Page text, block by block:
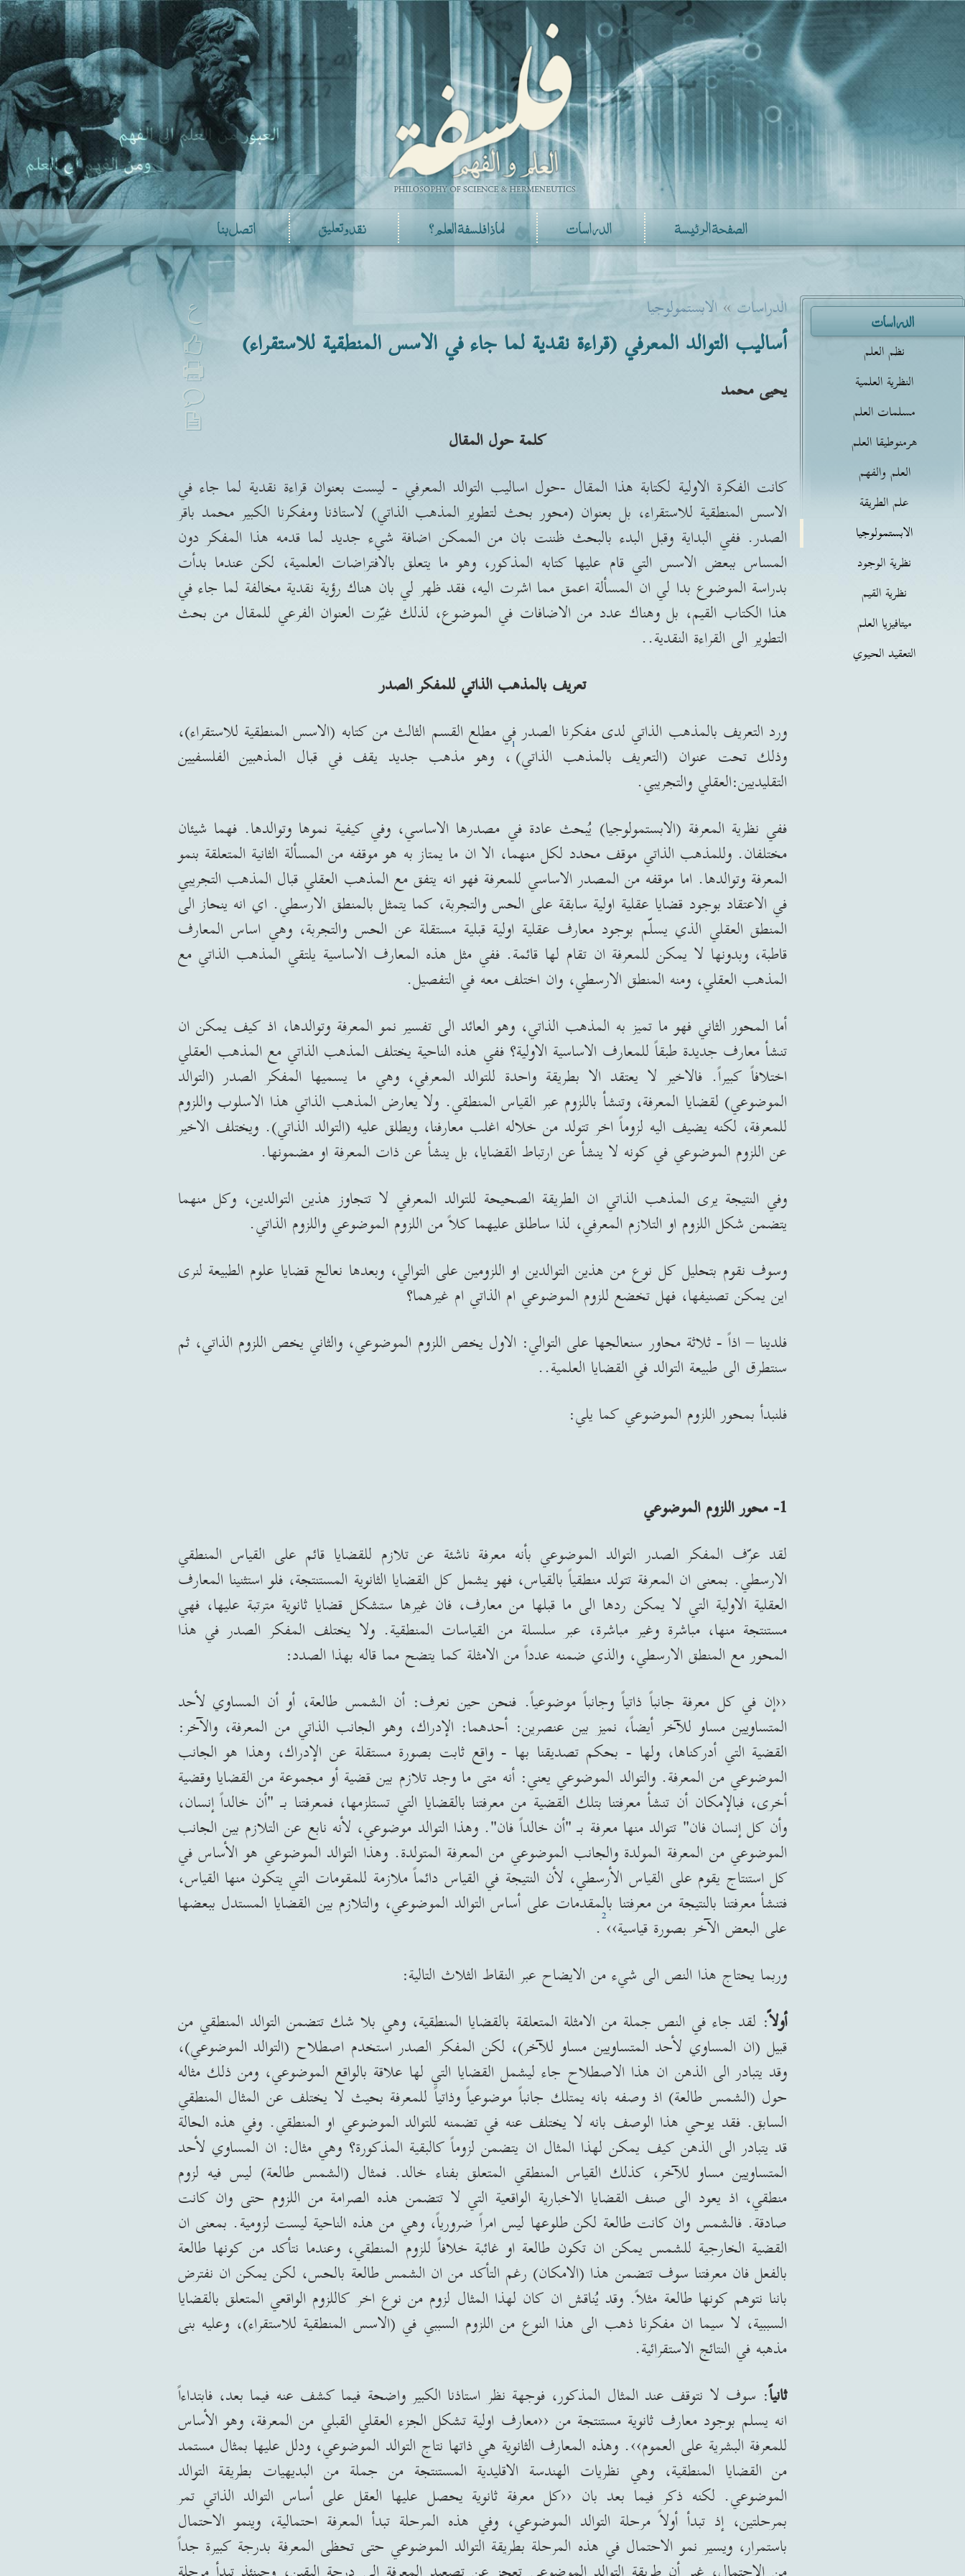
الصفحة الرئيسة الدراسات لماذا فلسفة العلم؟ نقد وتعليق اتصل بنا
ع الدراسات » الابستمولوجيا
أساليب التوالد المعرفي (قراءة نقدية لما جاء في الاسس المنطقية للاستقراء)
يحيى محمد
كلمة حول المقال
كانت الفكرة الاولية لكتابة هذا المقال -حول اساليب التوالد المعرفي - ليست بعنوان قراءة نقدية لما جاء في
الاسس المنطقية للاستقراء، بل بعنوان (محور بحث لتطوير المذهب الذاتي) لاستاذنا ومفكرنا الكبير محمد باقر
الصدر.ففي البداية وقبل البدء بالبحث ظننت بان من الممكن اضافة شيء جديد لما قدمه هذا المفكر دون
المساس ببعض الاسس التي قام عليها كتابه المذكور، وهو ما يتعلق بالافتراضات العلمية، لكن عندما بدأت
بدراسة الموضوع بدا لي ان المسألة اعمق مما اشرت اليه، فقد ظهر لي بان هناك رؤية نقدية مخالفة لما جاء في
هذا الكتاب القيم، بل وهناك عدد من الاضافات في الموضوع، لذلك غيّرت العنوان الفرعي للمقال من بحث
التطوير الى القراءة النقدية..
تعريف بالمذهب الذاتي للمفكر الصدر
ورد التعريف بالمذهب الذاتي لدى مفكرنا الصدر في مطلع القسم الثالث من كتابه (الاسس المنطقية للاستقراء)،
وذلك تحت عنوان (التعريف بالمذهب الذاتي)
1، وهو مذهب جديد يقف في قبال المذهبين الفلسفيين
التقليديين:العقلي والتجريبي.
ففي نظرية المعرفة (الابستمولوجيا) يُبحث عادة في مصدرها الاساسي، وفي كيفية نموها وتوالدها.فهما شيئان
مختلفان.وللمذهب الذاتي موقف محدد لكل منهما، الا ان ما يمتاز به هو موقفه من المسألة الثانية المتعلقة بنمو
المعرفة وتوالدها.اما موقفه من المصدر الاساسي للمعرفة فهو انه يتفق مع المذهب العقلي قبال المذهب التجريبي
في الاعتقاد بوجود قضايا عقلية اولية سابقة على الحس والتجربة، كما يتمثل بالمنطق الارسطي.اي انه ينحاز الى
المنطق العقلي الذي يسلّم بوجود معارف عقلية اولية قبلية مستقلة عن الحس والتجربة، وهي اساس المعارف
قاطبة، وبدونها لا يمكن للمعرفة ان تقام لها قائمة.ففي مثل هذه المعارف الاساسية يلتقي المذهب الذاتي مع
المذهب العقلي، ومنه المنطق الارسطي، وان اختلف معه في التفصيل.
أما المحور الثاني فهو ما تميز به المذهب الذاتي، وهو العائد الى تفسير نمو المعرفة وتوالدها، اذ كيف يمكن ان
تنشأ معارف جديدة طبقاً للمعارف الاساسية الاولية؟ ففي هذه الناحية يختلف المذهب الذاتي مع المذهب العقلي
اختلافاً كبيراً. فالاخير لا يعتقد الا بطريقة واحدة للتوالد المعرفي، وهي ما يسميها المفكر الصدر (التوالد
الموضوعي) لقضايا المعرفة، وتنشأ باللزوم عبر القياس المنطقي. ولا يعارض المذهب الذاتي هذا الاسلوب واللزوم
للمعرفة، لكنه يضيف اليه لزوماً اخر تتولد من خلاله اغلب معارفنا، ويطلق عليه (التوالد الذاتي).ويختلف الاخير
عن اللزوم الموضوعي في كونه لا ينشأ عن ارتباط القضايا، بل ينشأ عن ذات المعرفة او مضمونها.
وفي النتيجة يرى المذهب الذاتي ان الطريقة الصحيحة للتوالد المعرفي لا تتجاوز هذين التوالدين، وكل منهما
يتضمن شكل اللزوم او التلازم المعرفي، لذا ساطلق عليهما كلاً من اللزوم الموضوعي واللزوم الذاتي.
وسوف نقوم بتحليل كل نوع من هذين التوالدين او اللزومين على التوالي، وبعدها نعالج قضايا علوم الطبيعة لنرى
اين يمكن تصنيفها، فهل تخضع للزوم الموضوعي ام الذاتي ام غيرهما؟
فلدينا – اذاً -ثلاثة محاور سنعالجها على التوالي:الاول يخص اللزوم الموضوعي، والثاني يخص اللزوم الذاتي، ثم
سنتطرق الى طبيعة التوالد في القضايا العلمية..
فلنبدأ بمحور اللزوم الموضوعي كما يلي:
1- محور اللزوم الموضوعي
لقد عرّف المفكر الصدر التوالد الموضوعي بأنه معرفة ناشئة عن تلازم للقضايا قائم على القياس المنطقي
الارسطي. بمعنى ان المعرفة تتولد منطقياً بالقياس، فهو يشمل كل القضايا الثانوية المستنتجة، فلو استثنينا المعارف
العقلية الاولية التي لا يمكن ردها الى ما قبلها من معارف، فان غيرها ستشكل قضايا ثانوية مترتبة عليها، فهي
مستنتجة منها، مباشرة وغير مباشرة، عبر سلسلة من القياسات المنطقية. ولا يختلف المفكر الصدر في هذا
المحور مع المنطق الارسطي، والذي ضمنه عدداً من الامثلة كما يتضح مما قاله بهذا الصدد:
‹‹إن في كل معرفة جانباً ذاتياً وجانباً موضوعياً.فنحن حين نعرف: أن الشمس طالعة، أو أن المساوي لأحد
المتساويين مساو للآخر أيضاً، نميز بين عنصرين: أحدهما:الإدراك، وهو الجانب الذاتي من المعرفة، والآخر:
القضية التي أدركناها، ولها - بحكم تصديقنا بها - واقع ثابت بصورة مستقلة عن الإدراك، وهذا هو الجانب
الموضوعي من المعرفة.والتوالد الموضوعي يعني:أنه متى ما وجد تلازم بين قضية أو مجموعة من القضايا وقضية
أخرى، فبالإمكان أن تنشأ معرفتنا بتلك القضية من معرفتنا بالقضايا التي تستلزمها، فمعرفتنا بـ "أن خالداً إنسان،
وأن كل إنسان فان" تتوالد منها معرفة بـ "أن خالداً فان". وهذا التوالد موضوعي، لأنه نابع عن التلازم بين الجانب
الموضوعي من المعرفة المولدة والجانب الموضوعي من المعرفة المتولدة. وهذا التوالد الموضوعي هو الأساس في
كل استنتاج يقوم على القياس الأرسطي، لأن النتيجة في القياس دائماً ملازمة للمقومات التي يتكون منها القياس،
فتنشأ معرفتنا بالنتيجة من معرفتنا بالمقدمات على أساس التوالد الموضوعي، والتلازم بين القضايا المستدل ببعضها
على البعض الآخر بصورة قياسية››2
.
وربما يحتاج هذا النص الى شيء من الايضاح عبر النقاط الثلاث التالية:
أولاً: لقد جاء في النص جملة من الامثلة المتعلقة بالقضايا المنطقية، وهي بلا شك تتضمن التوالد المنطقي من
قبيل (ان المساوي لأحد المتساويين مساو للآخر)، لكن المفكر الصدر استخدم اصطلاح (التوالد الموضوعي)،
وقد يتبادر الى الذهن ان هذا الاصطلاح جاء ليشمل القضايا التي لها علاقة بالواقع الموضوعي، ومن ذلك مثاله
حول (الشمس طالعة)اذ وصفه بانه يمتلك جانباً موضوعياً وذاتياً للمعرفة بحيث لا يختلف عن المثال المنطقي
السابق.فقد يوحي هذا الوصف بانه لا يختلف عنه في تضمنه للتوالد الموضوعي او المنطقي. وفي هذه الحالة
قد يتبادر الى الذهن كيف يمكن لهذا المثال ان يتضمن لزوماً كالبقية المذكورة؟ وهي مثال: ان المساوي لأحد
المتساويين مساو للآخر، كذلك القياس المنطقي المتعلق بفناء خالد. فمثال (الشمس طالعة) ليس فيه لزوم
منطقي، اذ يعود الى صنف القضايا الاخبارية الواقعية التي لا تتضمن هذه الصرامة من اللزوم حتى وان كانت
صادقة.فالشمس وان كانت طالعة لكن طلوعها ليس امراً ضرورياً، وهي من هذه الناحية ليست لزومية. بمعنى ان
القضية الخارجية للشمس يمكن ان تكون طالعة او غائبة خلافاً للزوم المنطقي، وعندما نتأكد من كونها طالعة
بالفعل فان معرفتنا سوف تتضمن هذا (الامكان) رغم التأكد من ان الشمس طالعة بالحس، لكن يمكن ان نفترض
باننا نتوهم كونها طالعة مثلاً. وقد يُناقش ان كان لهذا المثال لزوم من نوع اخر كاللزوم الواقعي المتعلق بالقضايا
السببية، لا سيما ان مفكرنا ذهب الى هذا النوع من اللزوم السببي في (الاسس المنطقية للاستقراء)، وعليه بنى
مذهبه في النتائج الاستقرائية.
ثانياً: سوف لا نتوقف عند المثال المذكور، فوجهة نظر استاذنا الكبير واضحة فيما كشف عنه فيما بعد، فابتداءاً
انه يسلم بوجود معارف ثانوية مستنتجة من ‹‹معارف اولية تشكل الجزء العقلي القبلي من المعرفة، وهو الأساس
للمعرفة البشرية على العموم››.وهذه المعارف الثانوية هي ذاتها نتاج التوالد الموضوعي، ودلل عليها بمثال مستمد
من القضايا المنطقية، وهي نظريات الهندسة الاقليدية المستنتجة من جملة من البديهيات بطريقة التوالد
الموضوعي. لكنه ذكر فيما بعد بان ‹‹كل معرفة ثانوية يحصل عليها العقل على أساس التوالد الذاتي تمر
بمرحلتين، إذ تبدأ أولاً مرحلة التوالد الموضوعي، وفي هذه المرحلة تبدأ المعرفة احتمالية، وينمو الاحتمال
باستمرار، ويسير نمو الاحتمال في هذه المرحلة بطريقة التوالد الموضوعي حتى تحظى المعرفة بدرجة كبيرة جداً
الدراسات
نظم العلم
النظرية العلمية
مسلمات العلم
هرمنوطيقا العلم
العلم والفهم
علم الطريقة
الابستمولوجيا
نظرية الوجود
نظرية القيم
ميتافيزيا العلم
التعقيد الحيوي